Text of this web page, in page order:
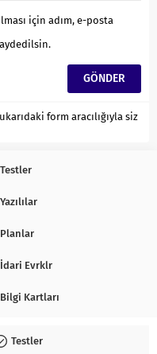
için adım, e-posta
form aracılığıyla siz
Testler
Yazılılar
Planlar
İdari Evrklr
Bilgi Kartları
Testler